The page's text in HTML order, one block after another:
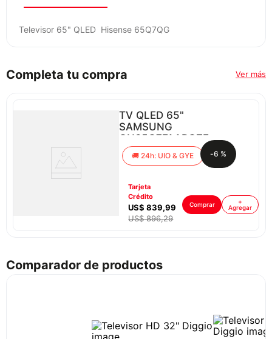
Televisor 65" QLED Hisense 65Q7QG
Completa tu compra Ver más
TV QLED 65"
SAMSUNG
QN65Q7FAAPCZE
24h: UIO & GYE -6 %
Tarjeta
Crédito
US$ 839,99
US$ 896,29
Comprar
+
Agregar
Comparador de productos